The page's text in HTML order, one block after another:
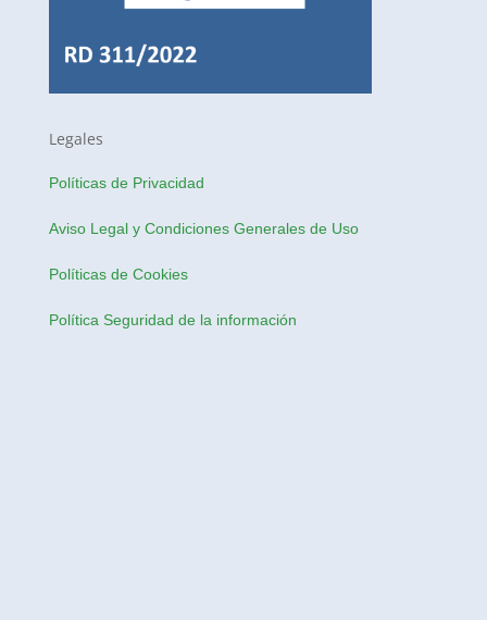
Legales
Políticas de Privacidad
Aviso Legal y Condiciones Generales de Uso
Políticas de Cookies
Política Seguridad de la información